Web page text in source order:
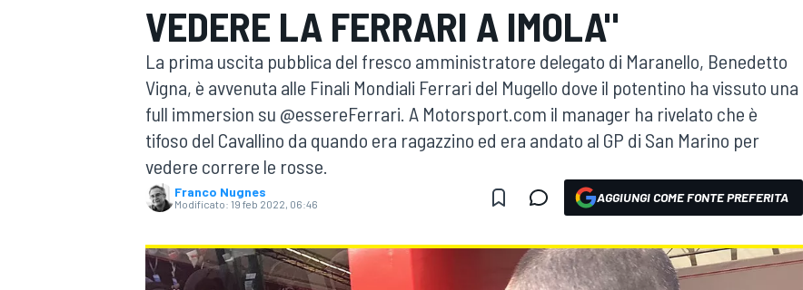
MOTOGP WEC
VEDERE LA FERRARI A IMOLA"
La prima uscita pubblica del fresco amministratore delegato di Maranello, Benedetto
Vigna, è avvenuta alle Finali Mondiali Ferrari del Mugello dove il potentino ha vissuto una
full immersion su @essereFerrari. A Motorsport.com il manager ha rivelato che è
tifoso del Cavallino da quando era ragazzino ed era andato al GP di San Marino per
vedere correre le rosse.
Franco Nugnes
Modificato: 19 feb 2022, 06:46 AGGIUNGI COME FONTE PREFERITA